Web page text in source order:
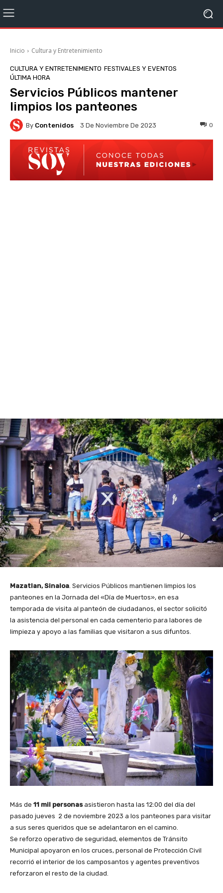
Inicio Cultura y Entretenimiento
CULTURA Y ENTRETENIMIENTO FESTIVALES Y EVENTOS
ÚLTIMA HORA
Servicios Públicos mantener
limpios los panteones
By Contenidos 3 De Noviembre De 2023 0
Mazatlan, Sinaloa. Servicios Públicos mantienen limpios los
panteones en la Jornada del «Día de Muertos», en esa
temporada de visita al panteón de ciudadanos, el sector solicitó
la asistencia del personal en cada cementerio para labores de
limpieza y apoyo a las familias que visitaron a sus difuntos.
Más de 11 mil personasasistieron hasta las 12:00 del día del
pasado jueves 2 de noviembre 2023 a los panteones para visitar
a sus seres queridos que se adelantaron en el camino.
Se reforzo operativo de seguridad, elementos de Tránsito
Municipal apoyaron en los cruces, personal de Protección Civil
recorrió el interior de los camposantos y agentes preventivos
reforzaron el resto de la ciudad.